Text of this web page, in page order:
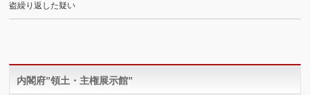
盗繰り返した疑い
内閣府”領土・主権展示館”